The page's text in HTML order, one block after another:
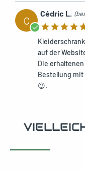
C
Cédric L.
auf der
Die
Bestellung mit
😉.